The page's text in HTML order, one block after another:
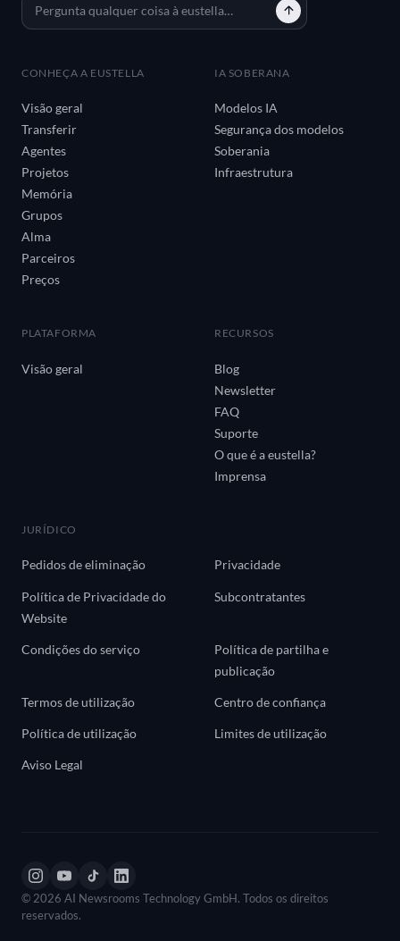
CONHEÇA A EUSTELLA
Visão geral
Transferir
Agentes
Projetos
Memória
Grupos
Alma
Parceiros
Preços
IA SOBERANA
Modelos IA
Segurança dos modelos
Soberania
Infraestrutura
PLATAFORMA
Visão geral
RECURSOS
Blog
Newsletter
FAQ
Suporte
O que é a eustella?
Imprensa
JURÍDICO
Pedidos de eliminação Privacidade
Política de Privacidade do
Website
Subcontratantes
Condições do serviço
Política de partilha e
publicação
Termos de utilização Centro de confiança
Política de utilização Limites de utilização
Aviso Legal
© 2026 AI Newsrooms Technology GmbH. Todos os direitos
reservados.